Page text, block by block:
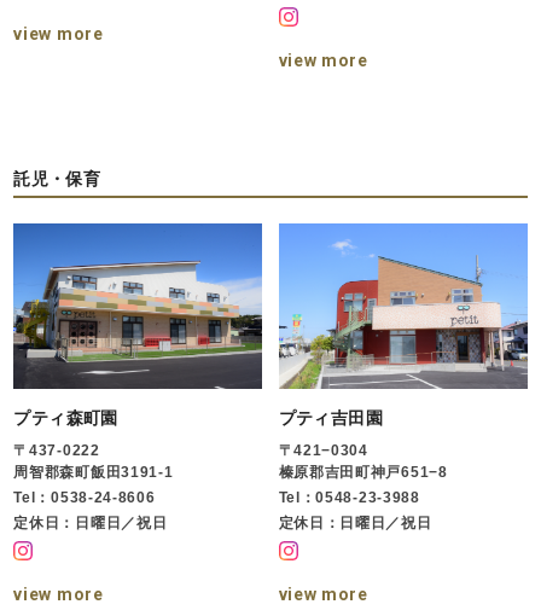
view more
view more
託児・保育
プティ森町園
〒437-0222
周智郡森町飯田3191-1
Tel：0538-24-8606
定休日：日曜日／祝日
view more
プティ吉田園
〒421−0304
榛原郡吉田町神戸651−8
Tel：0548-23-3988
定休日：日曜日／祝日
view more